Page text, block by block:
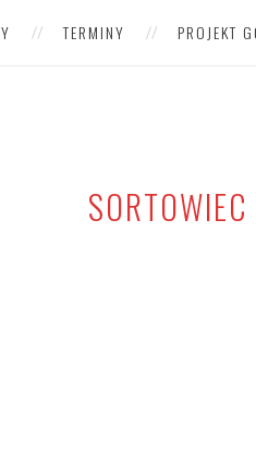
TERMINY PROJEKT
SORTOWIEC